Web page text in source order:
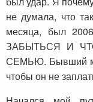
не думала, что
месяца, был
ЗАБЫТЬСЯ И
СЕМЬЮ. Бывший
чтобы он не